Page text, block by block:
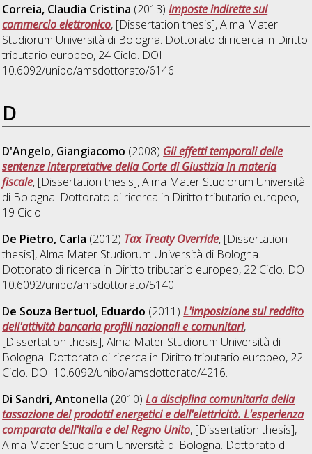
Correia, Claudia Cristina (2013)Imposte indirette sul
commercio elettronico, [Dissertation thesis], Alma Mater
Studiorum Università di Bologna. Dottorato di ricerca in Diritto
tributario europeo, 24 Ciclo. DOI
10.6092/unibo/amsdottorato/6146.
D
D'Angelo, Giangiacomo (2008) Gli effetti temporali delle
sentenze interpretative della Corte di Giustizia in materia
fiscale, [Dissertation thesis], Alma Mater Studiorum Università
di Bologna. Dottorato di ricerca in Diritto tributario europeo,
19 Ciclo.
De Pietro, Carla (2012) Tax Treaty Override, [Dissertation
thesis], Alma Mater Studiorum Università di Bologna.
Dottorato di ricerca in Diritto tributario europeo, 22 Ciclo. DOI
10.6092/unibo/amsdottorato/5140.
De Souza Bertuol, Eduardo (2011)L'imposizione sul reddito
dell'attività bancaria profili nazionali e comunitari,
[Dissertation thesis], Alma Mater Studiorum Università di
Bologna. Dottorato di ricerca in Diritto tributario europeo, 22
Ciclo. DOI 10.6092/unibo/amsdottorato/4216.
Di Sandri, Antonella (2010)La disciplina comunitaria della
tassazione dei prodotti energetici e dell'elettricità. L'esperienza
comparata dell'Italia e del Regno Unito, [Dissertation thesis],
Alma Mater Studiorum Università di Bologna. Dottorato di